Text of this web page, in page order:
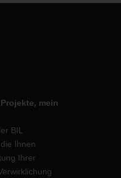
mein
BIL
Ihnen
Ihrer